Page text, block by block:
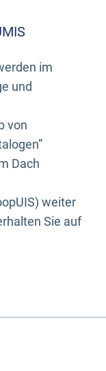
im
und
von
Dach
weiter
Sie auf